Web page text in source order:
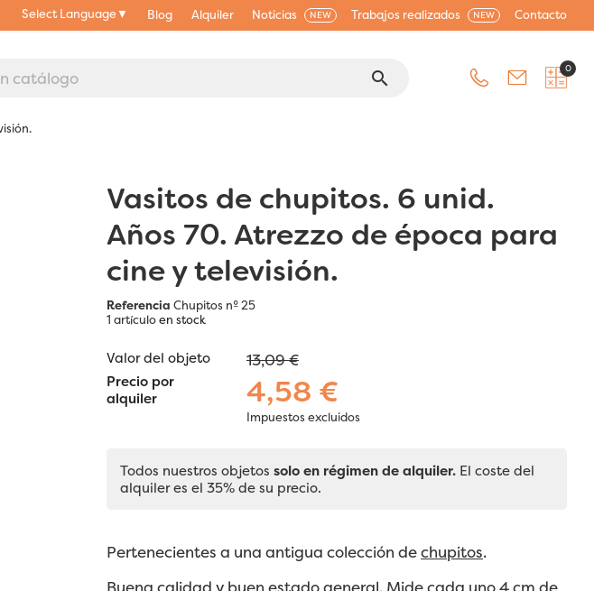
Select Language▼ Blog Alquiler Noticias NEW Trabajos realizados NEW Contacto
search 0
Vasitos de chupitos. 6 unid.
Años 70. Atrezzo de época para
cine y televisión.
Referencia Chupitos nº 25
1 artículoen stock
Valor del objeto 13,09 €
Precio por
alquiler
4,58 €
Impuestos excluidos
Todos nuestros objetos solo en régimen de alquiler. El coste del
alquiler es el 35% de su precio.
Pertenecientes a una antigua colección dechupitos.